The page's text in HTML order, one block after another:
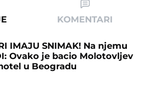
KOMENTARI
IMAJU SNIMAK! Na njemu
Ovako je bacio Molotovljev
u Beogradu